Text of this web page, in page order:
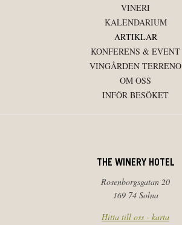
VINERI
KALENDARIUM
ARTIKLAR
KONFERENS & EVENT
VINGÅRDEN TERRENO
OM OSS
INFÖR BESÖKET
THE WINERY HOTEL
Rosenborgsgatan 20
169 74 Solna
Hitta till oss - karta